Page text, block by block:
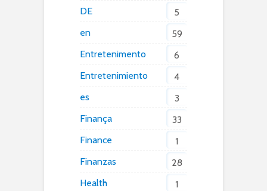
DE
5
en
59
Entretenimento
6
Entretenimiento
4
es
3
Finança
33
Finance
1
Finanzas
28
Health
1